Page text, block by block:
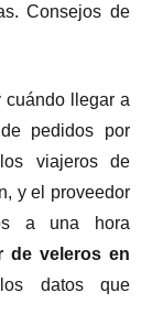
Consejos de
llegar a
pedidos por
viajeros de
y el proveedor
a una hora
de veleros en
datos que